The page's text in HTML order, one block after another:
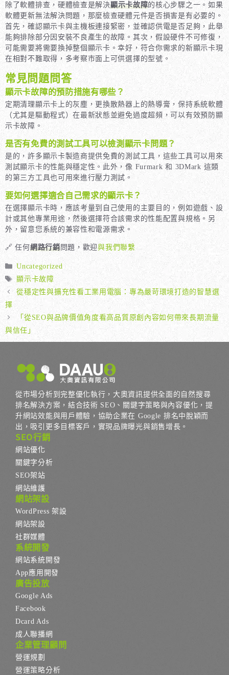
除了軟體排查，硬體檢查是解決顯示卡故障的核心步驟之一。如果
軟體更新無法解決問題，那麼檢查硬體元件是否損害是有必要的。
首先，確認顯示卡與主機板連接緊密，並確認供電是否足夠，此舉
能夠排除部分因安裝不良產生的故障。其次，假設硬件不可修復，
可能需要將需要換掉整個顯示卡。幸好，符合你需求的新顯示卡現
在相對不難取得，多考察市面上可供選擇的型號。
常見問題問答
顯示卡故障的預防措施有哪些？
定期清理顯示卡上的灰塵，更換散熱器上的熱導膏，保持系統軟體
（尤其是驅動程式）在最新狀態並避免過度超頻，可以有效預防顯
示卡故障。
是否有免費的測試工具可以檢測顯示卡問題？
是的，許多顯示卡製造商提供免費的測試工具，這些工具可以用來
測試顯示卡的性能與穩定性。此外，像 Furmark 和 3DMark 這類
的第三方工具也可用來進行壓力測試。
要如何選擇適合自己需求的顯示卡？
在選擇顯示卡時，應該考量到自己使用的主要目的，例如遊戲、設
計或其他專業用途，然後選擇符合該需求的性能配置與規格。另
外，留意您系統的兼容性和電源需求。
🔗 任何網路行銷問題，歡迎與我們聯繫
分
類
Uncategorized
標
籤
顯示卡故障
從穩定性與擴充性看工業用電腦：專為嚴苛環境打造的智慧選
擇
「從SEO與品牌價值角度看高品質原創內容如何帶來長期流量
與信任」
從市場分析到完整優化執行，大奧資訊提供全面的自然搜尋
排名解決方案，結合技術 SEO、關鍵字策略與內容優化，提
升網站效能與用戶體驗，協助企業在 Google 排名中脫穎而
出，吸引更多目標客戶，實現品牌曝光與銷售增長。
SEO行銷
網站優化
關鍵字分析
SEO架站
網站維護
網站架設
WordPress 架設
網站架設
社群媒體
系統開發
網站系統開發
App應用開發
廣告投放
Google Ads
Facebook
Dcard Ads
成人聯播網
企業管理顧問
營運規劃
營運策略分析